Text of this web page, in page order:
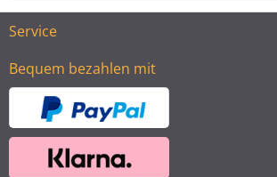
Service
Bequem bezahlen mit